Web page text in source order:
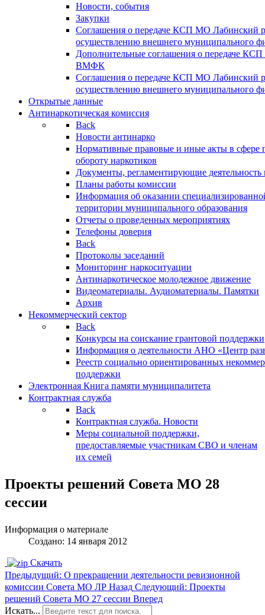
Новости, события
Закупки
Соглашения о передаче КСП МО Лабинский
осуществлению внешнего муниципального
Дополнительные соглашения о передаче
ВМФК
Соглашения о передаче КСП МО Лабинский
осуществлению внешнего муниципального
Открытые данные
Антинаркотическая комиссия
Back
Новости антинарко
Нормативные правовые и иные акты в сфере
обороту наркотиков
Документы, регламентирующие деятельность
Планы работы комиссии
Информация об оказании
территории муниципального образования
Отчеты о проведенных мероприятиях
Телефоны доверия
Back
Протоколы заседаний
Мониторинг наркоситуации
Антинаркотическое молодежное движение
Видеоматериалы. Аудиоматериалы. Памятки
Архив
Некоммерческий сектор
Back
Конкурсы на соискание грантовой поддержки
Информация о деятельности АНО «Центр
Реестр социально ориентированных
поддержки
Электронная Книга памяти муниципалитета
Контрактная служба
Back
Контрактная служба. Новости
Меры социальной поддержки,
предоставляемые участникам СВО и членам
их семей
Проекты решений Совета МО 28
сессии
Информация о материале
Создано: 14 января 2012
Скачать
Предыдущий: О прекращении деятельности ревизионной
комиссии Совета МО ЛР Назад Следующий: Проекты
решений Совета МО 27 сессии Вперед
Искать...